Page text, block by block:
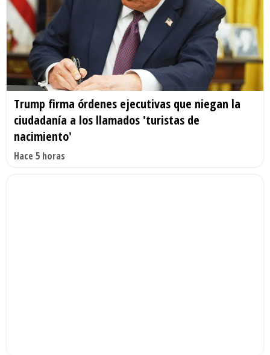
Trump firma órdenes ejecutivas que niegan la
ciudadanía a los llamados 'turistas de
nacimiento'
Hace 5 horas